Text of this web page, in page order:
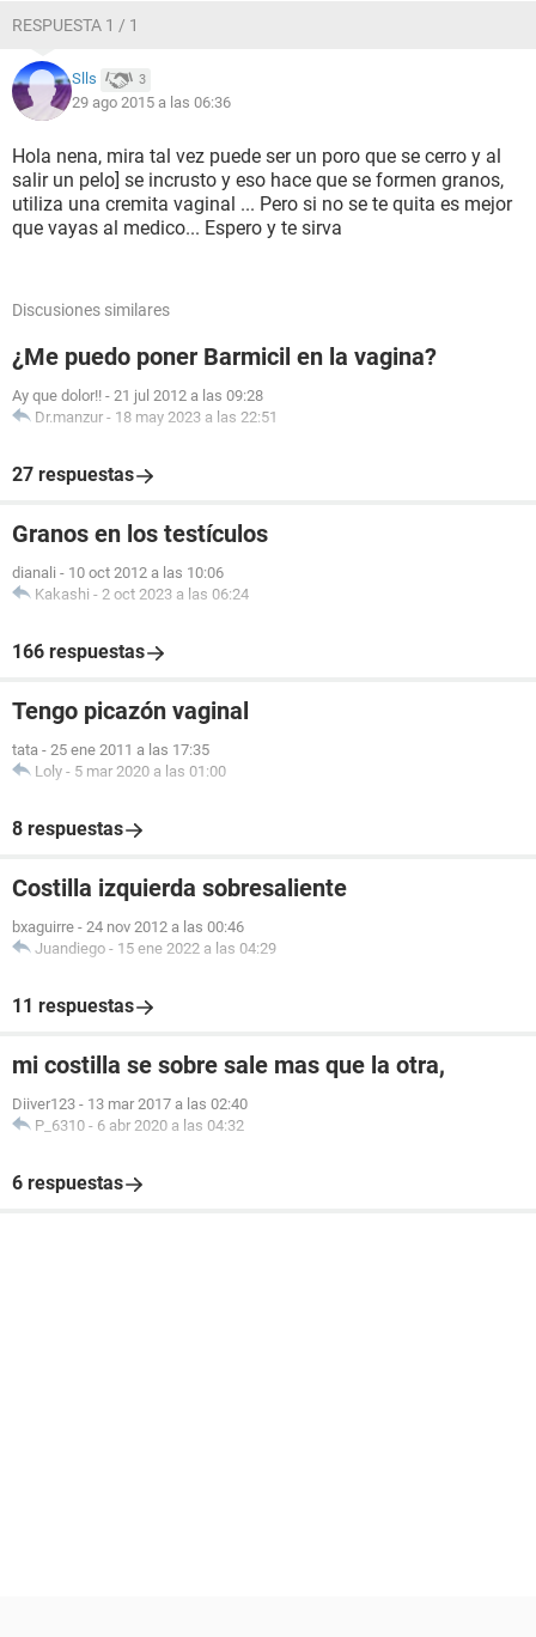
RESPUESTA 1 / 1
Slls 3
29 ago 2015 a las 06:36
Hola nena, mira tal vez puede ser un poro que se cerro y al
salir un pelo] se incrusto y eso hace que se formen granos,
utiliza una cremita vaginal ... Pero si no se te quita es mejor
que vayas al medico... Espero y te sirva
Discusiones similares
¿Me puedo poner Barmicil en la vagina?
Ay que dolor!! - 21 jul 2012 a las 09:28
Dr.manzur - 18 may 2023 a las 22:51
27 respuestas
Granos en los testículos
dianali - 10 oct 2012 a las 10:06
Kakashi - 2 oct 2023 a las 06:24
166 respuestas
Tengo picazón vaginal
tata - 25 ene 2011 a las 17:35
Loly - 5 mar 2020 a las 01:00
8 respuestas
Costilla izquierda sobresaliente
bxaguirre - 24 nov 2012 a las 00:46
Juandiego - 15 ene 2022 a las 04:29
11 respuestas
mi costilla se sobre sale mas que la otra,
Diiver123 - 13 mar 2017 a las 02:40
P_6310 - 6 abr 2020 a las 04:32
6 respuestas